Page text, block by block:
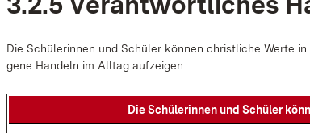
Die Schü­le­rin­nen und Schü­ler kön­nen christ­li­che Wer­te
ge­ne Han­deln im All­tag auf­zei­gen.
Die Schü­le­rin­nen und Schü­ler